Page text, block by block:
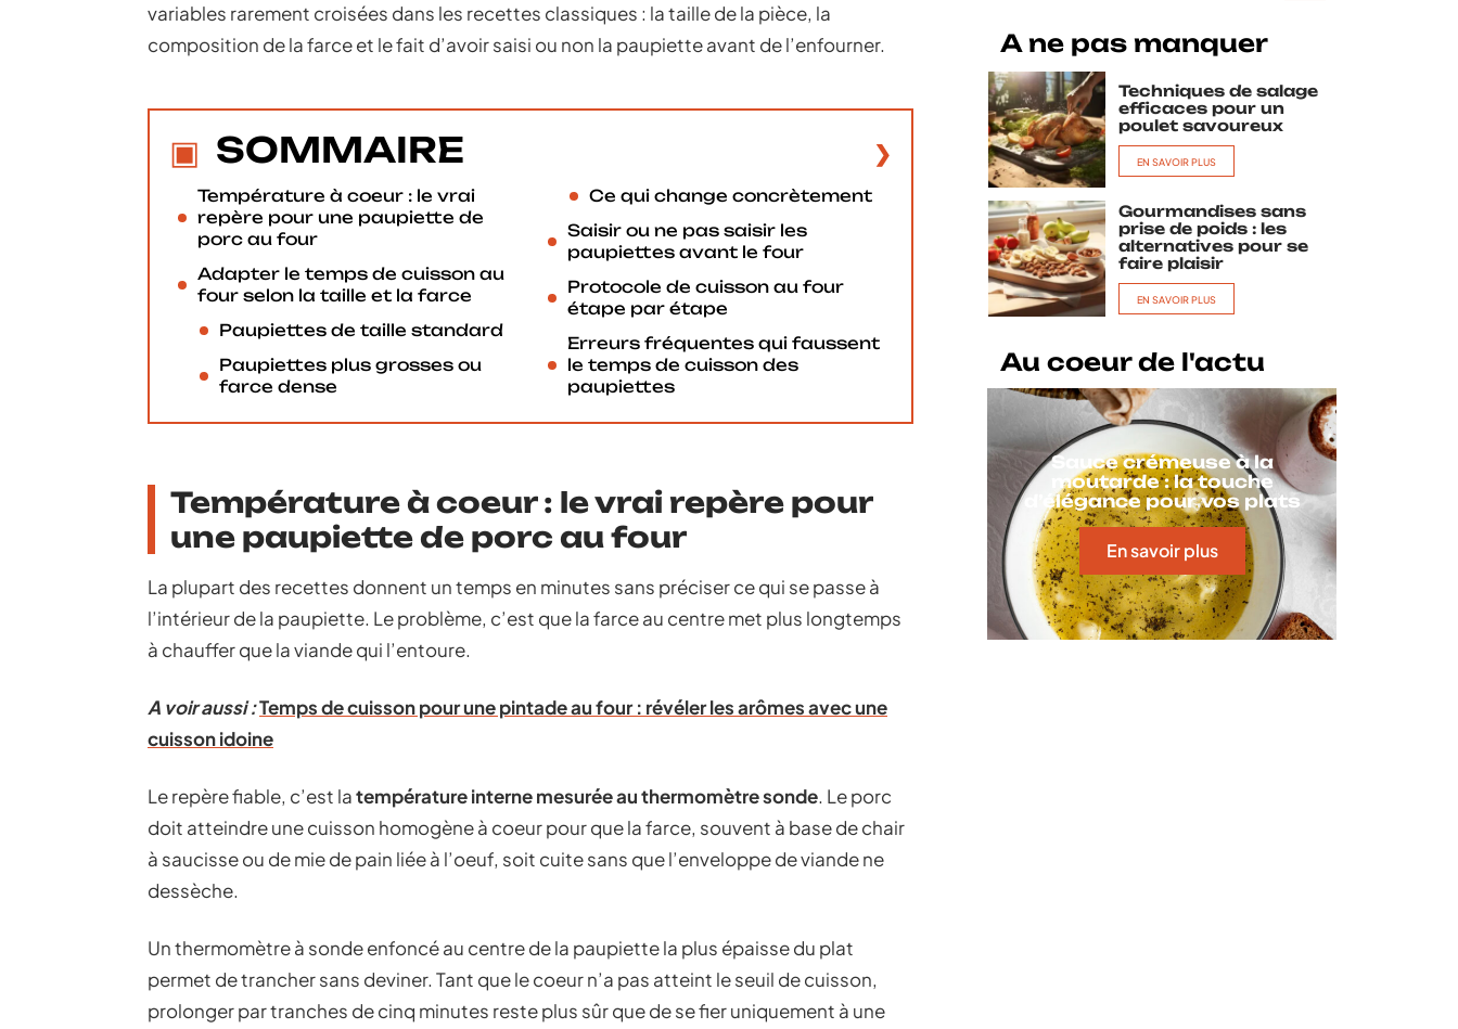
variables rarement croisées dans les recettes classiques : la taille de la pièce, la
composition de la farce et le fait d’avoir saisi ou non la paupiette avant de l’enfourner.
SOMMAIRE
Température à coeur : le vrai
repère pour une paupiette de
porc au four
Adapter le temps de cuisson au
four selon la taille et la farce
Paupiettes de taille standard
Paupiettes plus grosses ou
farce dense
Ce qui change concrètement
Saisir ou ne pas saisir les
paupiettes avant le four
Protocole de cuisson au four
étape par étape
Erreurs fréquentes qui faussent
le temps de cuisson des
paupiettes
Température à coeur : le vrai repère pour
une paupiette de porc au four
La plupart des recettes donnent un temps en minutes sans préciser ce qui se passe à
l’intérieur de la paupiette. Le problème, c’est que la farce au centre met plus longtemps
à chauffer que la viande qui l’entoure.
A voir aussi :Temps de cuisson pour une pintade au four : révéler les arômes avec une
cuisson idoine
Le repère fiable, c’est latempérature interne mesurée au thermomètre sonde. Le porc
doit atteindre une cuisson homogène à coeur pour que la farce, souvent à base de chair
à saucisse ou de mie de pain liée à l’oeuf, soit cuite sans que l’enveloppe de viande ne
dessèche.
Un thermomètre à sonde enfoncé au centre de la paupiette la plus épaisse du plat
permet de trancher sans deviner. Tant que le coeur n’a pas atteint le seuil de cuisson,
prolonger par tranches de cinq minutes reste plus sûr que de se fier uniquement à une
A ne pas manquer
Techniques de salage
efficaces pour un
poulet savoureux
EN SAVOIR PLUS
Gourmandises sans
prise de poids : les
alternatives pour se
faire plaisir
EN SAVOIR PLUS
Au coeur de l'actu
Sauce crémeuse à la
moutarde : la touche
d’élégance pour vos plats
En savoir plus